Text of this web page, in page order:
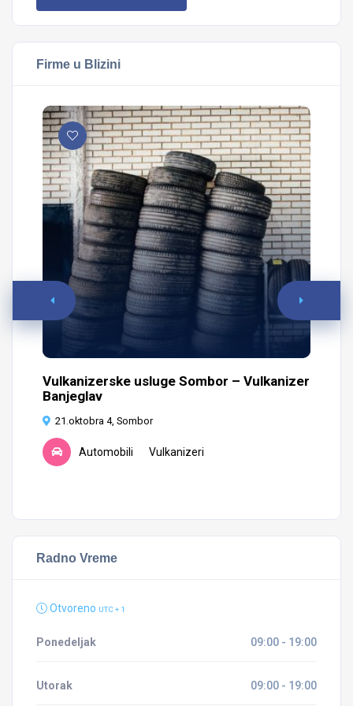
Firme u Blizini
Vulkanizerske usluge Sombor – Vulkanizer
Banjeglav
21.oktobra 4, Sombor
Automobili Vulkanizeri
Radno Vreme
Otvoreno UTC + 1
Ponedeljak 09:00 - 19:00
Utorak 09:00 - 19:00